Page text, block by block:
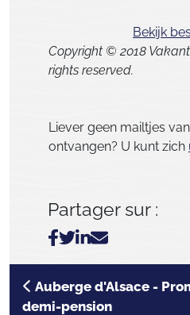
Bekijk
Copyright © 2018
rights reserved.
Liever geen mailtjes
ontvangen? U kunt zich
Partager sur :
Auberge d'Alsace -
demi-pension